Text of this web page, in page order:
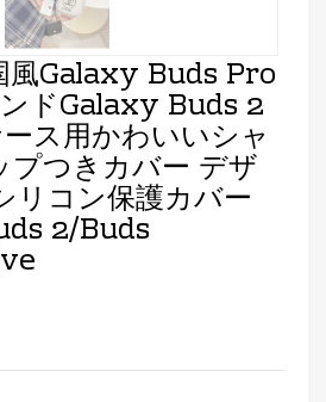
風Galaxy Buds Pro
ドGalaxy Buds 2
ス用かわいいシャ
つきカバー デザ
リコン保護カバー
2/Buds